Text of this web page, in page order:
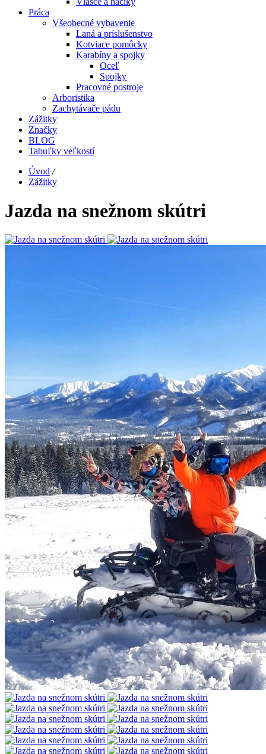
Práca
Všeobecné vybavenie
Laná a príslušenstvo
Kotviace pomôcky
Karabíny a spojky
Oceľ
Spojky
Pracovné postroje
Arboristika
Zachytávače pádu
Zážitky
Značky
BLOG
Tabuľky veľkostí
Úvod /
Zážitky
Jazda na snežnom skútri